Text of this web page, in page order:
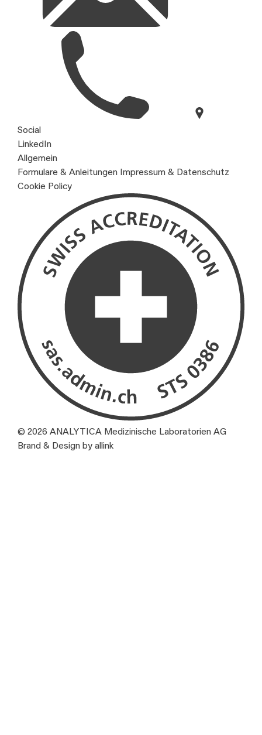
Social
LinkedIn
Allgemein
Formulare & Anleitungen Impressum & Datenschutz
Cookie Policy
© 2026 ANALYTICA Medizinische Laboratorien AG
Brand & Design by allink